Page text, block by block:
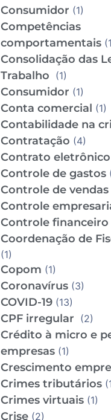
Consumidor (1)
Competências
comportamentais
Consolidação das
Trabalho (1)
Consumidor (1)
Conta comercial (1)
Contabilidade na
Contratação (4)
Contrato eletrônico
Controle de gastos
Controle de vendas
Controle
Controle financeiro
Coordenação de
(1)
Copom (1)
Coronavírus(3)
COVID-19(13)
CPF irregular (2)
Crédito à micro e
empresas(1)
Crescimento
Crimes tributários
Crimes virtuais(1)
Crise(2)